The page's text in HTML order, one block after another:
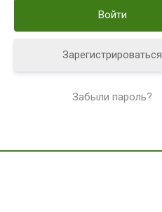
Зарегистрироваться
Забыли пароль?